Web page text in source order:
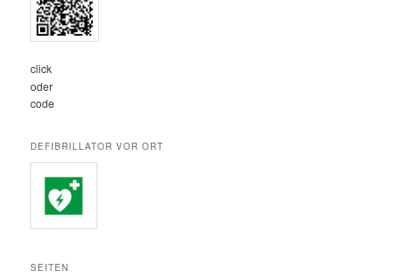
click
oder
code
DEFIBRILLATOR VOR ORT
SEITEN